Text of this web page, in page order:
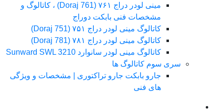
مینی لودر دراج ۷۶۱ (Doraj 761) ، کاتالوگ و
مشخصات فنی بابکت دوراج
کاتالوگ مینی لودر دراج ۷۵۱ (Doraj 751)
کاتالوگ مینی لودر دراج ۷۸۱ (Doraj 781)
کاتالوگ مینی لودر سانوارد Sunward SWL 3210
سری سوم کاتالوگ ها
جارو بابکت جارو تراکتوری | مشخصات و ویژگی
های فنی